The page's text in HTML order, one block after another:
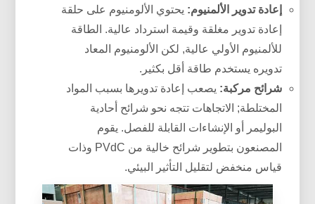
إعادة تدوير الألمنيوم: يحتوي الألومنيوم على حلقة
إعادة تدوير مغلقة وقيمة استرداد عالية. الطاقة
للألمنيوم الأولي عالية, لكن الألومنيوم المعاد
تدويره يستخدم طاقة أقل بكثير.
شرائح مركبة: يصعب إعادة تدويرها بسبب المواد
المختلطة; الاتجاهات تتجه نحو شرائح أحادية
البوليمر أو الإنشاءات القابلة للفصل. يقوم
المصنعون بتطوير شرائح خالية من PVdC وذات
قياس منخفض لتقليل التأثير البيئي.